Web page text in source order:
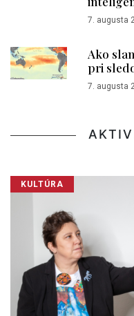
7. augusta
Ako
pri
7. augusta
KULTÚRA